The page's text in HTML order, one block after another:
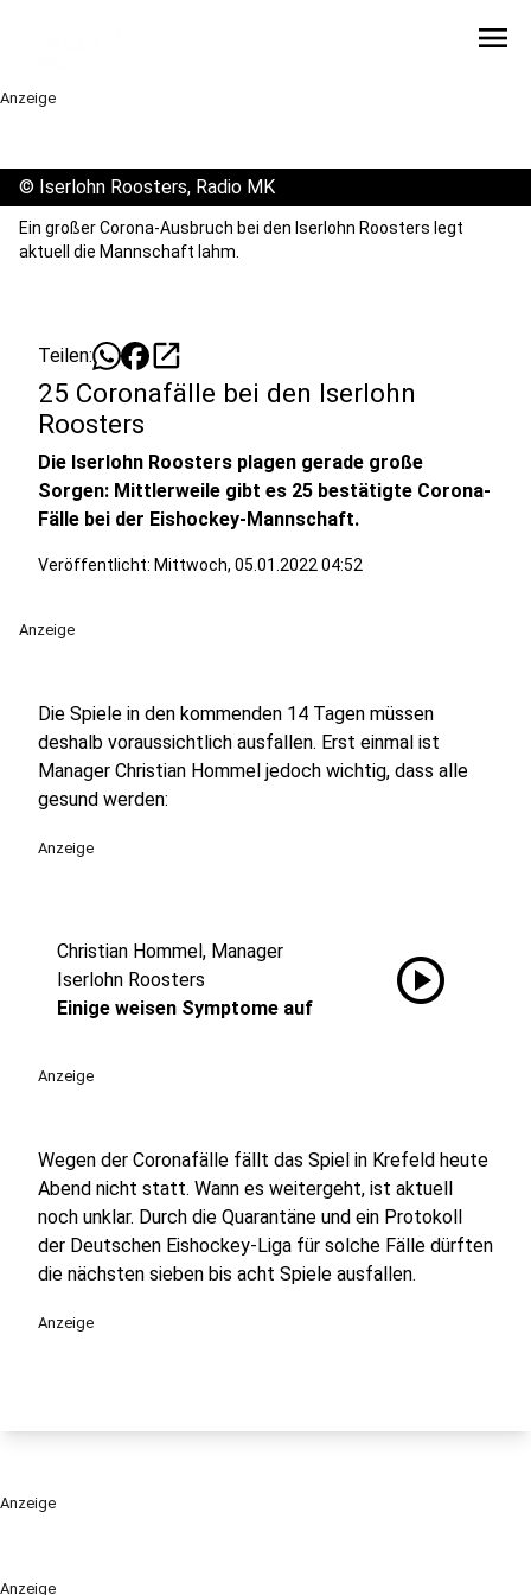
menu
Anzeige
Anzeige
© Iserlohn Roosters, Radio MK
Ein großer Corona-Ausbruch bei den Iserlohn Roosters legt
aktuell die Mannschaft lahm.
Teilen: open_in_new
25 Coronafälle bei den Iserlohn
Roosters
Die Iserlohn Roosters plagen gerade große
Sorgen: Mittlerweile gibt es 25 bestätigte Corona-
Fälle bei der Eishockey-Mannschaft.
Veröffentlicht: Mittwoch, 05.01.2022 04:52
Anzeige
Die Spiele in den kommenden 14 Tagen müssen
deshalb voraussichtlich ausfallen. Erst einmal ist
Manager Christian Hommel jedoch wichtig, dass alle
gesund werden:
Anzeige
Christian Hommel, Manager
Iserlohn Roosters
Einige weisen Symptome auf
play_circle
Anzeige
Wegen der Coronafälle fällt das Spiel in Krefeld heute
Abend nicht statt. Wann es weitergeht, ist aktuell
noch unklar. Durch die Quarantäne und ein Protokoll
der Deutschen Eishockey-Liga für solche Fälle dürften
die nächsten sieben bis acht Spiele ausfallen.
Anzeige
Anzeige